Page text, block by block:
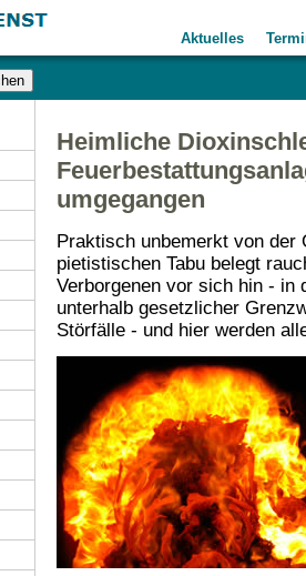
Aktuelles
Heimliche
umgegangen
Praktisch unbemerkt von der
pietistischen Tabu belegt
Verborgenen vor sich hin - in
unterhalb gesetzlicher
Störfälle - und hier werden